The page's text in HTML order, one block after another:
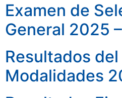
Examen de
General 2025
Resultados
Modalidades